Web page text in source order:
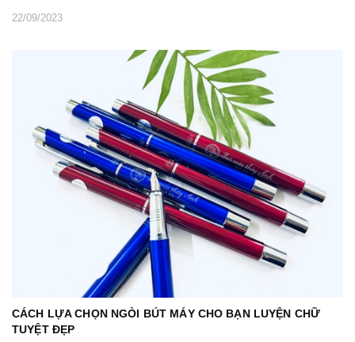
22/09/2023
CÁCH LỰA CHỌN NGÒI BÚT MÁY CHO BẠN LUYỆN CHỮ
TUYỆT ĐẸP